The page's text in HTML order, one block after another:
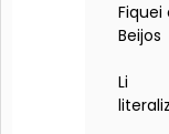
Fiquei
Beijos
Li